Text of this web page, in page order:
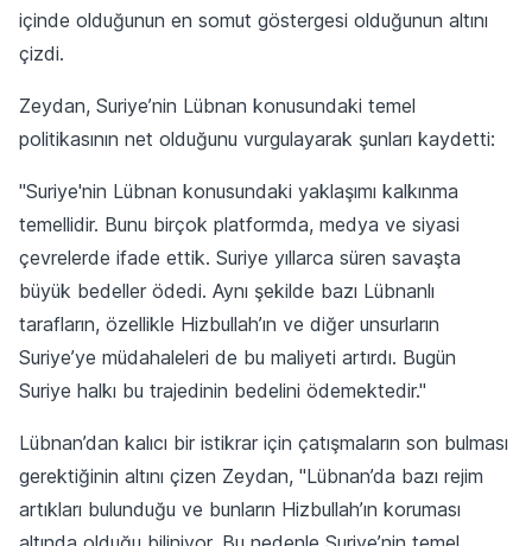
içinde olduğunun en somut göstergesi olduğunun altını
çizdi.
Zeydan, Suriye’nin Lübnan konusundaki temel
politikasının net olduğunu vurgulayarak şunları kaydetti:
"Suriye'nin Lübnan konusundaki yaklaşımı kalkınma
temellidir. Bunu birçok platformda, medya ve siyasi
çevrelerde ifade ettik. Suriye yıllarca süren savaşta
büyük bedeller ödedi. Aynı şekilde bazı Lübnanlı
tarafların, özellikle Hizbullah’ın ve diğer unsurların
Suriye’ye müdahaleleri de bu maliyeti artırdı. Bugün
Suriye halkı bu trajedinin bedelini ödemektedir."
Lübnan’dan kalıcı bir istikrar için çatışmaların son bulması
gerektiğinin altını çizen Zeydan, "Lübnan’da bazı rejim
artıkları bulunduğu ve bunların Hizbullah’ın koruması